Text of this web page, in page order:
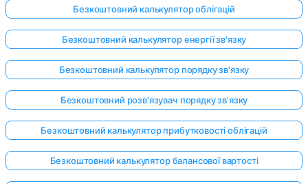
Безкоштовний калькулятор облігацій
Безкоштовний калькулятор енергії зв'язку
Безкоштовний калькулятор порядку зв'язку
Безкоштовний розв'язувач порядку зв'язку
Безкоштовний калькулятор прибутковості облігацій
Безкоштовний калькулятор балансової вартості